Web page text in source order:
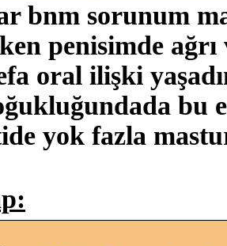
bnm sorunum
penisimde ağrı
oral ilişki
bu
yok fazla